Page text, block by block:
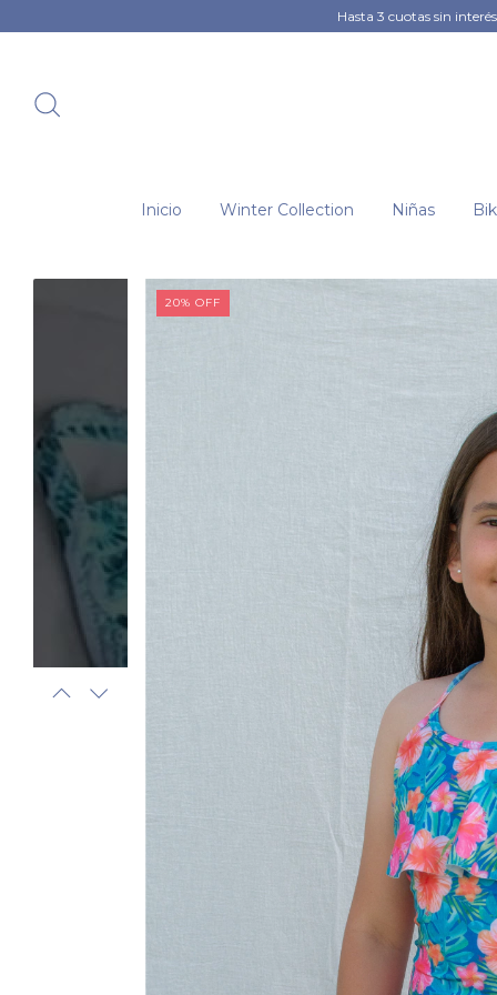
Hasta 3 cuotas sin interés | 60% OFF + Envío
Inicio Winter Collection Niñas
20% OFF